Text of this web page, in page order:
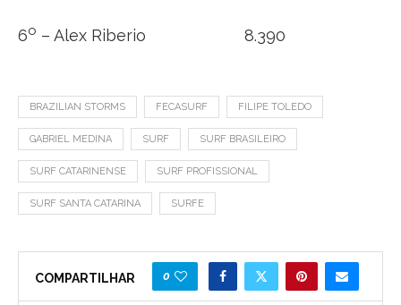
6o – Alex Riberio 8.390
BRAZILIAN STORMS FECASURF FILIPE TOLEDO
GABRIEL MEDINA SURF SURF BRASILEIRO
SURF CATARINENSE SURF PROFISSIONAL
SURF SANTA CATARINA SURFE
COMPARTILHAR 0